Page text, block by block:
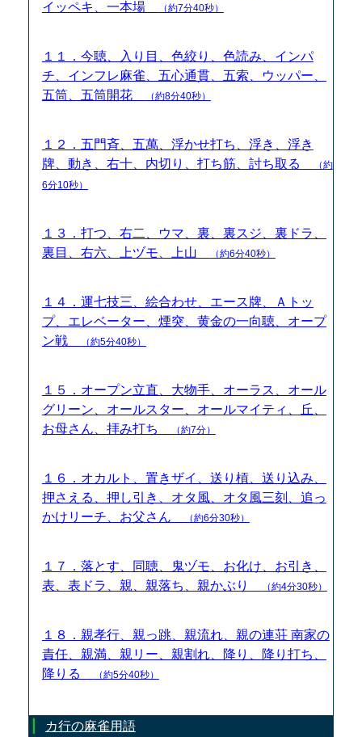
イッペキ、一本場
（約7分40秒）
１１．今聴、入り目、色絞り、色読み、インパ
チ、インフレ麻雀、五心通貫、五索、ウッパー、
五筒、五筒開花
（約8分40秒）
１２．五門斉、五萬、浮かせ打ち、浮き、浮き
牌、動き、右十、内切り、打ち筋、討ち取る
（約
6分10秒）
１３．打つ、右二、ウマ、裏、裏スジ、裏ドラ、
裏目、右六、上ヅモ、上山
（約6分40秒）
１４．運七技三、絵合わせ、エース牌、Ａトッ
プ、エレベーター、煙突、黄金の一向聴、オープ
ン戦
（約5分40秒）
１５．オープン立直、大物手、オーラス、オール
グリーン、オールスター、オールマイティ、丘、
お母さん、拝み打ち
（約7分）
１６．オカルト、置きザイ、送り槓、送り込み、
押さえる、押し引き、オタ風、オタ風三刻、追っ
かけリーチ、お父さん
（約6分30秒）
１７．落とす、同聴、鬼ヅモ、お化け、お引き、
表、表ドラ、親、親落ち、親かぶり
（約4分30秒）
１８．親孝行、親っ跳、親流れ、親の連荘 南家の
責任、親満、親リー、親割れ、降り、降り打ち、
降りる
（約5分40秒）
カ行の麻雀用語